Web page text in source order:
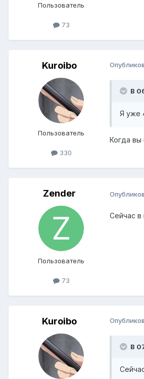
Пользователь
73
Kuroibo
Пользователь
330
В
Я уже
Когда вы
Zender
Пользователь
73
Сейчас в
Kuroibo
В